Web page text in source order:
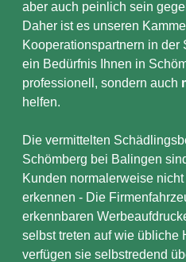
aber auch peinlich sein
Daher ist es unseren
Kooperationspartnern in der
ein Bedürfnis Ihnen in
professionell, sondern auch
helfen.
Die vermittelten
Schömberg bei Balingen
Kunden normalerweise
erkennen - Die
erkennbaren
selbst treten auf wie übliche
verfügen sie selbstredend